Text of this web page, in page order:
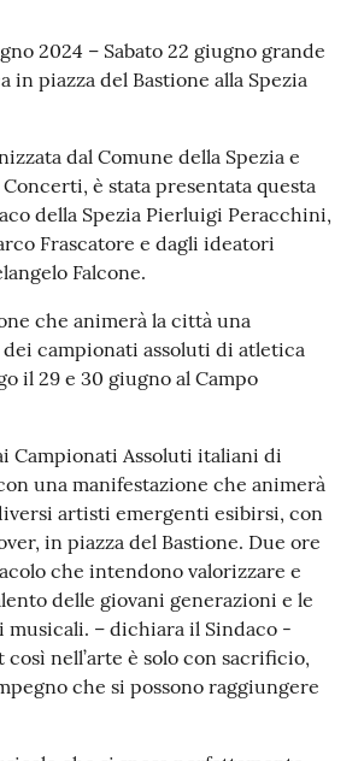
2024 – Sabato 22 giugno grande
in piazza del Bastione alla Spezia
dal Comune della Spezia e
è stata presentata questa
della Spezia Pierluigi Peracchini,
Frascatore e dagli ideatori
Falcone.
che animerà la città una
campionati assoluti di atletica
il 29 e 30 giugno al Campo
Campionati Assoluti italiani di
una manifestazione che animerà
artisti emergenti esibirsi, con
in piazza del Bastione. Due ore
che intendono valorizzare e
delle giovani generazioni e le
musicali. – dichiara il Sindaco -
così nell’arte è solo con sacrificio,
che si possono raggiungere